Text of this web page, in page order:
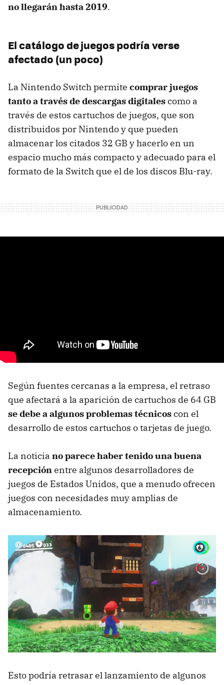
no llegarán hasta 2019.
El catálogo de juegos podría verse
afectado (un poco)
La Nintendo Switch permite comprar juegos
tanto a través de descargas digitalescomo a
través de estos cartuchos de juegos, que son
distribuidos por Nintendo y que pueden
almacenar los citados 32 GB y hacerlo en un
espacio mucho más compacto y adecuado para el
formato de la Switch que el de los discos Blu-ray.
Según fuentes cercanas a la empresa, el retraso
que afectará a la aparición de cartuchos de 64 GB
se debe a algunos problemas técnicoscon el
desarrollo de estos cartuchos o tarjetas de juego.
La noticia no parece haber tenido una buena
recepciónentre algunos desarrolladores de
juegos de Estados Unidos, que a menudo ofrecen
juegos con necesidades muy amplias de
almacenamiento.
Esto podría retrasar el lanzamiento de algunos